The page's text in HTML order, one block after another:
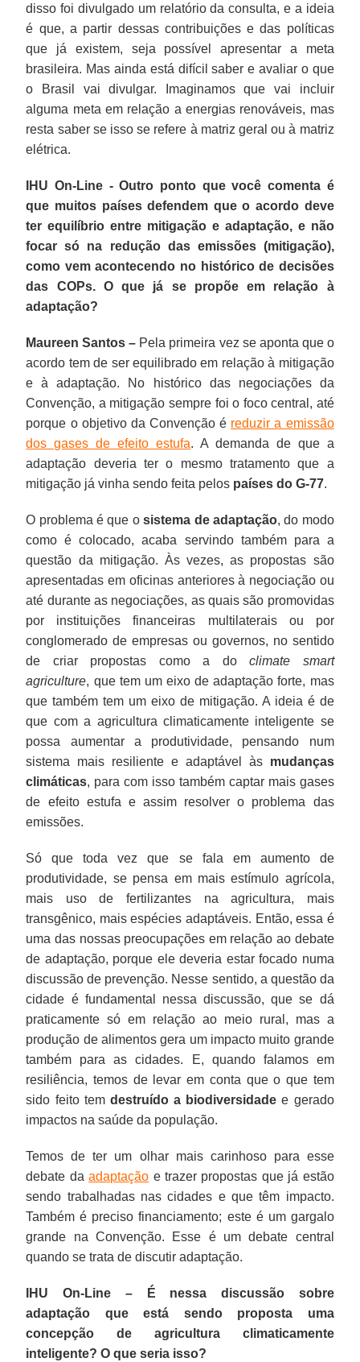
disso foi divulgado um relatório da consulta, e a ideia
é que, a partir dessas contribuições e das políticas
que já existem, seja possível apresentar a meta
brasileira. Mas ainda está difícil saber e avaliar o que
o Brasil vai divulgar. Imaginamos que vai incluir
alguma meta em relação a energias renováveis, mas
resta saber se isso se refere à matriz geral ou à matriz
elétrica.
IHU On-Line - Outro ponto que você comenta é
que muitos países defendem que o acordo deve
ter equilíbrio entre mitigação e adaptação, e não
focar só na redução das emissões (mitigação),
como vem acontecendo no histórico de decisões
das COPs. O que já se propõe em relação à
adaptação?
Maureen Santos – Pela primeira vez se aponta que o
acordo tem de ser equilibrado em relação à mitigação
e à adaptação. No histórico das negociações da
Convenção, a mitigação sempre foi o foco central, até
porque o objetivo da Convenção é reduzir a emissão
dos gases de efeito estufa. A demanda de que a
adaptação deveria ter o mesmo tratamento que a
mitigação já vinha sendo feita pelos países do G-77.
O problema é que osistema de adaptação, do modo
como é colocado, acaba servindo também para a
questão da mitigação. Às vezes, as propostas são
apresentadas em oficinas anteriores à negociação ou
até durante as negociações, as quais são promovidas
por instituições financeiras multilaterais ou por
conglomerado de empresas ou governos, no sentido
de criar propostas como a doclimate smart
agriculture, que tem um eixo de adaptação forte, mas
que também tem um eixo de mitigação. A ideia é de
que com a agricultura climaticamente inteligente se
possa aumentar a produtividade, pensando num
sistema mais resiliente e adaptável às mudanças
climáticas, para com isso também captar mais gases
de efeito estufa e assim resolver o problema das
emissões.
Só que toda vez que se fala em aumento de
produtividade, se pensa em mais estímulo agrícola,
mais uso de fertilizantes na agricultura, mais
transgênico, mais espécies adaptáveis. Então, essa é
uma das nossas preocupações em relação ao debate
de adaptação, porque ele deveria estar focado numa
discussão de prevenção. Nesse sentido, a questão da
cidade é fundamental nessa discussão, que se dá
praticamente só em relação ao meio rural, mas a
produção de alimentos gera um impacto muito grande
também para as cidades. E, quando falamos em
resiliência, temos de levar em conta que o que tem
sido feito tem destruído a biodiversidade e gerado
impactos na saúde da população.
Temos de ter um olhar mais carinhoso para esse
debate daadaptação e trazer propostas que já estão
sendo trabalhadas nas cidades e que têm impacto.
Também é preciso financiamento; este é um gargalo
grande na Convenção. Esse é um debate central
quando se trata de discutir adaptação.
IHU On-Line – É nessa discussão sobre
adaptação que está sendo proposta uma
concepção de agricultura climaticamente
inteligente? O que seria isso?